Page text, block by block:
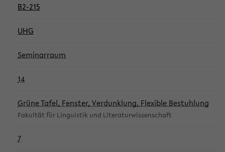
B2-215
UHG
Seminarraum
14
Grüne Tafel, Fenster, Verdunklung, Flexible Bestuhlung
Fakultät für Linguistik und Literaturwissenschaft
7